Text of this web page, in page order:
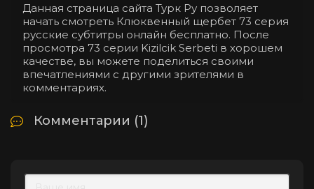
Данная страница сайта Турк Ру позволяет
начать смотреть Клюквенный щербет 73 серия
русские субтитры онлайн бесплатно. После
просмотра 73 серии Kizilcik Serbeti в хорошем
качестве, вы можете поделиться своими
впечатлениями с другими зрителями в
комментариях.
Комментарии (1)